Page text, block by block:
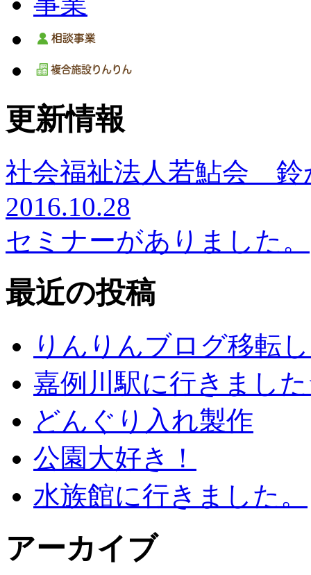
更新情報
社会福祉法人若鮎会 鈴
2016.10.28
セミナーがありました。
最近の投稿
りんりんブログ移転
嘉例川駅に行きまし
どんぐり入れ製作
公園大好き！
水族館に行きました。
アーカイブ